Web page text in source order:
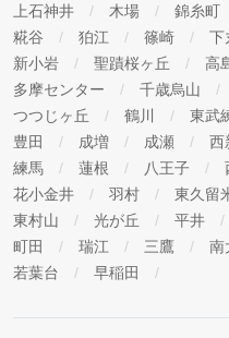
上石神井
木場 錦糸町
糀谷
狛江 篠崎 下
新小岩
聖蹟桜ヶ丘 高
多摩センター
千歳烏山
つつじヶ丘
鶴川 東武
豊田
成増 成瀬 西
練馬
蓮根 八王子
花小金井
羽村 東久留
東村山
光が丘 平井
町田
瑞江 三鷹 南
若葉台
早稲田